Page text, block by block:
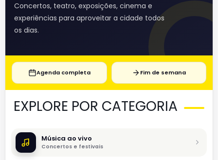
Concertos, teatro, exposições, cinema e
experiências para aproveitar a cidade todos
os dias.
Agenda completa Fim de semana
EXPLORE POR CATEGORIA
Música ao vivo
Concertos e festivais